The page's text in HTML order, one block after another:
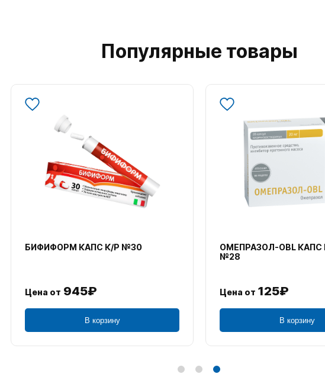
Популярные товары
БИФИФОРМ КАПС К/Р №30
Цена от 945₽
В корзину
ОМЕПРАЗОЛ-OBL КАПС
№28
Цена от 125₽
В корзину